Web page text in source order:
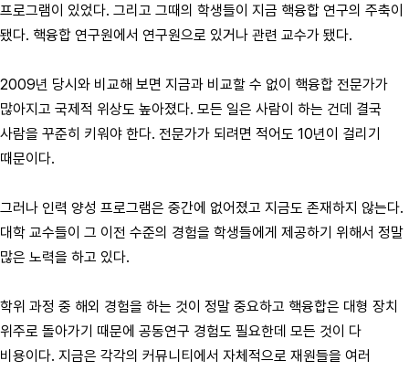
프로그램이 있었다. 그리고 그때의 학생들이 지금 핵융합 연구의 주축이
됐다. 핵융합 연구원에서 연구원으로 있거나 관련 교수가 됐다.
2009년 당시와 비교해 보면 지금과 비교할 수 없이 핵융합 전문가가
많아지고 국제적 위상도 높아졌다. 모든 일은 사람이 하는 건데 결국
사람을 꾸준히 키워야 한다. 전문가가 되려면 적어도 10년이 걸리기
때문이다.
그러나 인력 양성 프로그램은 중간에 없어졌고 지금도 존재하지 않는다.
대학 교수들이 그 이전 수준의 경험을 학생들에게 제공하기 위해서 정말
많은 노력을 하고 있다.
학위 과정 중 해외 경험을 하는 것이 정말 중요하고 핵융합은 대형 장치
위주로 돌아가기 때문에 공동연구 경험도 필요한데 모든 것이 다
비용이다. 지금은 각각의 커뮤니티에서 자체적으로 재원들을 여러